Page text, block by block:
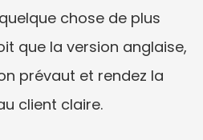
chose de plus
que la version anglaise,
prévaut et rendez la
client claire.